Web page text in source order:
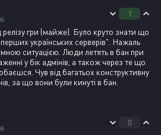
1
релізу гри (майже). Було круто знати що
українських серверів". Нажаль
ситуацією. Люди летять в бан при
у бік адмінів, а також через те що
Чув від багатьох конструктивну
за що вони були кинуті в бан.
0